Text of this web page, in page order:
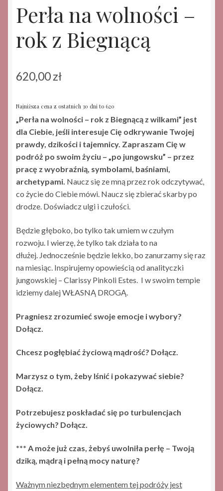
Perła na wolności –
rok z Biegnącą
620,00zł
Najniższa cena z ostatnich 30 dni to 620
„Perła na wolności – rok z Biegnącą z wilkami” jest
dla Ciebie, jeśli interesuje Cię odkrywanie Twojej
prawdy, dzikości i tajemnicy. Zapraszam Cię w
podróż po swoim życiu – „po jungowsku” – przez
pracę z wyobraźnią, symbolami, baśniami,
archetypami. Naucz się ze mną przez rok odczytywać,
co życie do Ciebie mówi. Naucz się zbierać skarby po
drodze. Doświadcz ulgi i czułości.
Będzie głęboko, bo tylko tak umiem w czułym
rozwoju. I wierzę, że tylko tak działa to na
dłużej. Jednocześnie będzie lekko, bo zanurzamy się raz
na miesiąc. Inspirujemy opowieścią od analityczki
jungowskiej – Clarissy Pinkoli Estes. I w swoim tempie
idziemy dalej WŁASNĄ DROGĄ.
Pragniesz zrozumieć swoje emocje i wybory?
Dołącz.
Chcesz pogłębiać życiową mądrość? Dołącz.
Marzysz o tym, żeby lśnić i pokazywać siebie?
Dołącz.
Potrzebujesz poskładać się po turbulencjach
życiowych? Dołącz.
*** A może już czas, żebyś uwolniła perłę – Twoją
dziką, mądrą i pełną mocy naturę?
Ważnym niezbędnym elementem tej podróży jest